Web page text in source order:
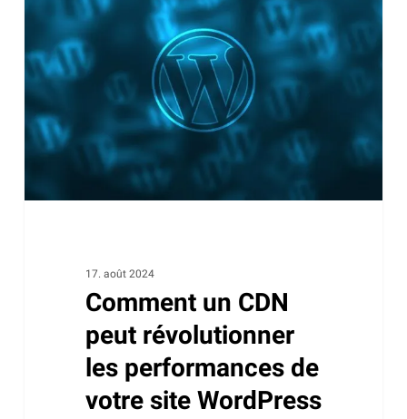
peut
révolutionner
les
performances
de
site
17. août 2024
Comment un CDN
peut révolutionner
les performances de
votre site WordPress